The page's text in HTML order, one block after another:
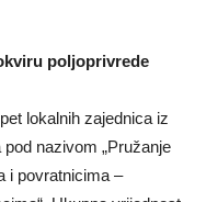
poljoprivrede
lokalnih zajednica iz
nazivom „Pružanje
i povratnicima –